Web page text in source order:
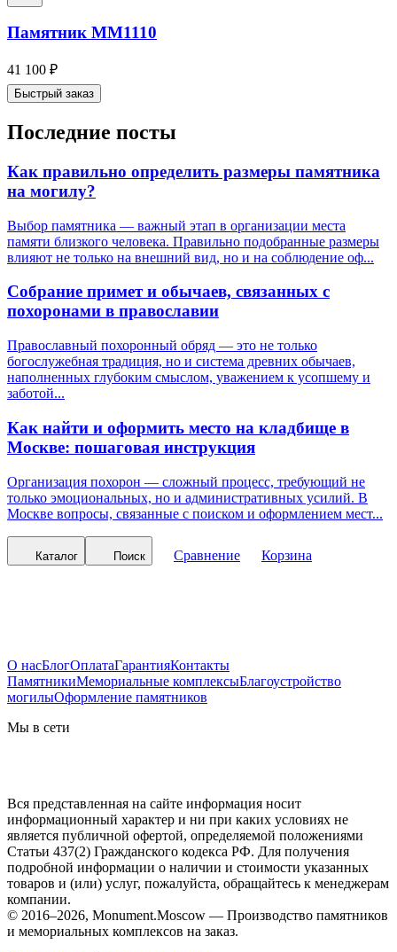
Памятник ММ1110
41 100 ₽
Быстрый заказ
Последние посты
Как правильно определить размеры памятника
на могилу?
Выбор памятника — важный этап в организации места
памяти близкого человека. Правильно подобранные размеры
влияют не только на внешний вид, но и на соблюдение оф...
Собрание примет и обычаев, связанных с
похоронами в православии
Православный похоронный обряд — это не только
богослужебная традиция, но и система древних обычаев,
наполненных глубоким смыслом, уважением к усопшему и
заботой...
Как найти и оформить место на кладбище в
Москве: пошаговая инструкция
Организация похорон — сложный процесс, требующий не
только эмоциональных, но и административных усилий. В
Москве вопросы, связанные с поиском и оформлением мест...
Каталог Поиск Сравнение Корзина
О насБлогОплатаГарантияКонтакты
ПамятникиМемориальные комплексыБлагоустройство
могилыОформление памятников
Мы в сети
Вся представленная на сайте информация носит
информационный характер и ни при каких условиях не
является публичной офертой, определяемой положениями
Статьи 437(2) Гражданского кодекса РФ. Для получения
подробной информации о наличии и стоимости указанных
товаров и (или) услуг, пожалуйста, обращайтесь к менеджерам
компании.
© 2016–2026, Monument.Moscow — Производство памятников
и мемориальных комплексов на заказ.